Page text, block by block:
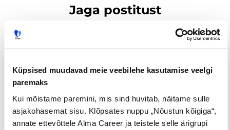
Küpsised muudavad meie veebilehe kasutamise veelgi
paremaks
Kui mõistame paremini, mis sind huvitab, näitame sulle
asjakohasemat sisu. Klõpsates nuppu „Nõustun kõigiga“,
annate ettevõttele Alma Career ja teistele selle ärigrupi
Jaga postitust
EELMINE